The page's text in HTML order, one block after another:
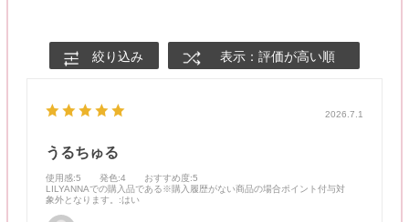
絞り込み 表示：評価が高い順
2026.7.1
うるちゅる
使用感:5 発色:4 おすすめ度:5
LILYANNAでの購入品である※購入履歴がない商品の場合ポイント付与対
象外となります。
:はい